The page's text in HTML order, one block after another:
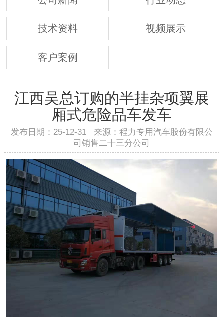
技术资料 视频展示
客户案例
江西吴总订购的半挂杂项翼展
厢式危险品车发车
发布日期：25-12-31 来源：程力专用汽车股份有限公
司销售二十三分公司